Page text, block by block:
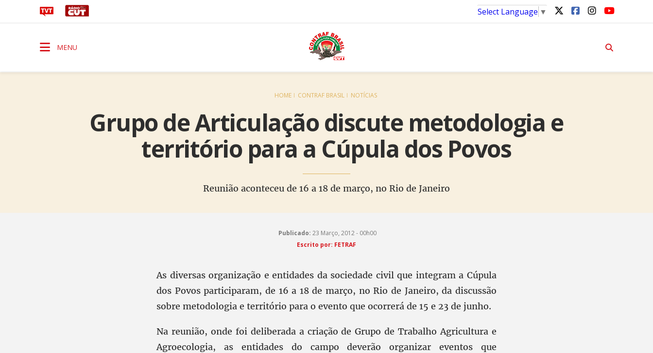
Select Language ▼
MENU
HOME CONTRAF BRASIL NOTÍCIAS
Grupo de Articulação discute metodologia e
território para a Cúpula dos Povos
Reunião aconteceu de 16 a 18 de março, no Rio de Janeiro
Publicado: 23 Março, 2012 - 00h00
Escrito por: FETRAF
As diversas organização e entidades da sociedade civil que integram a Cúpula
dos Povos participaram, de 16 a 18 de março, no Rio de Janeiro, da discussão
sobre metodologia e território para o evento que ocorrerá de 15 e 23 de junho.
Na reunião, onde foi deliberada a criação de Grupo de Trabalho Agricultura e
Agroecologia, as entidades do campo deverão organizar eventos que